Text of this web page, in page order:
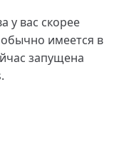
у вас скорее
обычно имеется в
запущена